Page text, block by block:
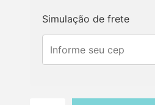
Simulação de frete